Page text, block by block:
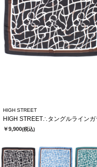
HIGH STREET
￥9,900(税込)